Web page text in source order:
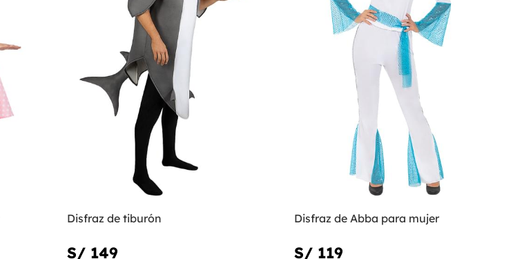
Disfraz de tiburón
S/ 149
Disfraz de Abba para mujer
S/ 119